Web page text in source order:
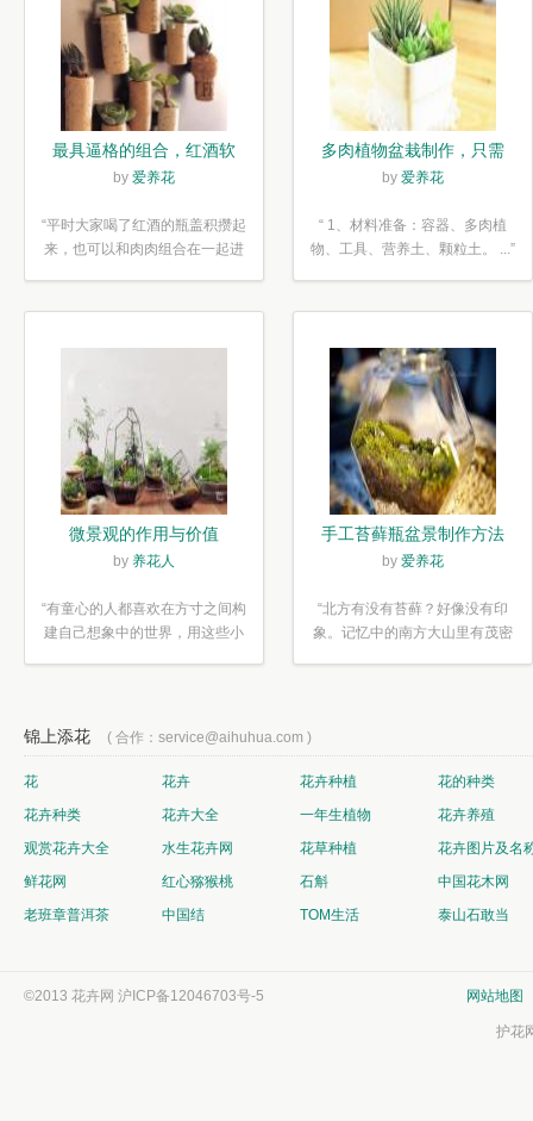
最具逼格的组合，红酒软
木塞diy多肉植物盆栽
by 爱养花
“平时大家喝了红酒的瓶盖积攒起
来，也可以和肉肉组合在一起进
多肉植物盆栽制作，只需
简单6步
by 爱养花
“ 1、材料准备：容器、多肉植
物、工具、营养土、颗粒土。 ...”
微景观的作用与价值
by 养花人
“有童心的人都喜欢在方寸之间构
建自己想象中的世界，用这些小
手工苔藓瓶盆景制作方法
by 爱养花
“北方有没有苔藓？好像没有印
象。记忆中的南方大山里有茂密
锦上添花 ( 合作：service@aihuhua.com )
花 花卉 花卉种植
花的种类
花卉种类
花卉大全 一年生植物
花卉养殖
观赏花卉大全
水生花卉网 花草种植
花卉图片及名
鲜花网
红心猕猴桃 石斛
中国花木网
老班章普洱茶
中国结 TOM生活 泰山石敢当
©2013 花卉网 沪ICP备12046703号-5 网站地图
护花